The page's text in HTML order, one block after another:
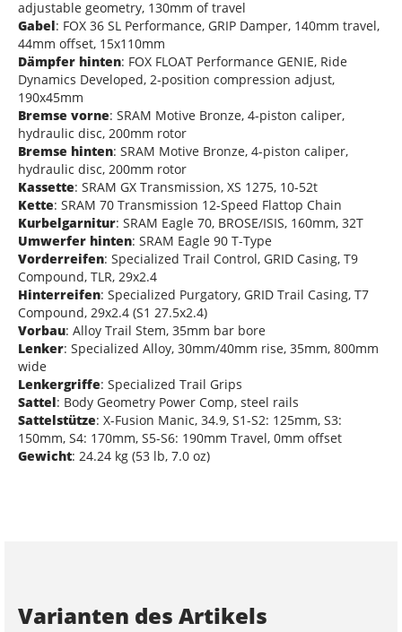
adjustable geometry, 130mm of travel
Gabel: FOX 36 SL Performance, GRIP Damper, 140mm travel,
44mm offset, 15x110mm
Dämpfer hinten: FOX FLOAT Performance GENIE, Ride
Dynamics Developed, 2-position compression adjust,
190x45mm
Bremse vorne: SRAM Motive Bronze, 4-piston caliper,
hydraulic disc, 200mm rotor
Bremse hinten: SRAM Motive Bronze, 4-piston caliper,
hydraulic disc, 200mm rotor
Kassette: SRAM GX Transmission, XS 1275, 10-52t
Kette: SRAM 70 Transmission 12-Speed Flattop Chain
Kurbelgarnitur: SRAM Eagle 70, BROSE/ISIS, 160mm, 32T
Umwerfer hinten: SRAM Eagle 90 T-Type
Vorderreifen: Specialized Trail Control, GRID Casing, T9
Compound, TLR, 29x2.4
Hinterreifen: Specialized Purgatory, GRID Trail Casing, T7
Compound, 29x2.4 (S1 27.5x2.4)
Vorbau: Alloy Trail Stem, 35mm bar bore
Lenker: Specialized Alloy, 30mm/40mm rise, 35mm, 800mm
wide
Lenkergriffe: Specialized Trail Grips
Sattel: Body Geometry Power Comp, steel rails
Sattelstütze: X-Fusion Manic, 34.9, S1-S2: 125mm, S3:
150mm, S4: 170mm, S5-S6: 190mm Travel, 0mm offset
Gewicht: 24.24 kg (53 lb, 7.0 oz)
Varianten des Artikels